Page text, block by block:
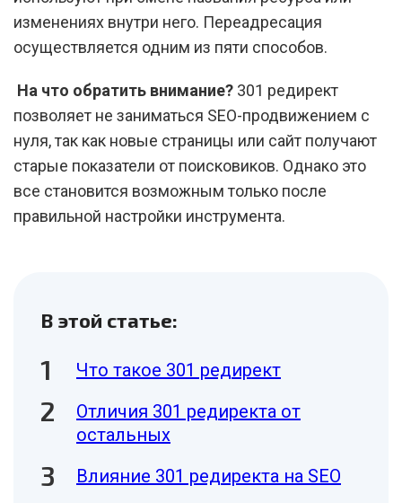
изменениях внутри него. Переадресация
осуществляется одним из пяти способов.
На что обратить внимание? 301 редирект
позволяет не заниматься SEO-продвижением с
нуля, так как новые страницы или сайт получают
старые показатели от поисковиков. Однако это
все становится возможным только после
правильной настройки инструмента.
В этой статье:
Что такое 301 редирект
Отличия 301 редиректа от
остальных
Влияние 301 редиректа на SEO